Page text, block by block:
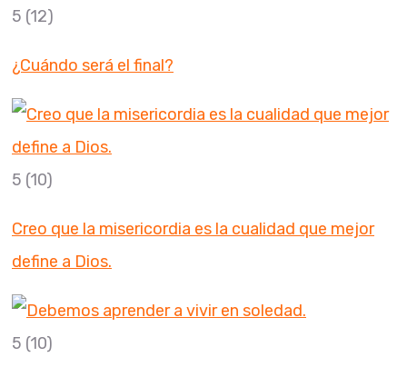
5 (12)
¿Cuándo será el final?
5 (10)
Creo que la misericordia es la cualidad que mejor
define a Dios.
5 (10)